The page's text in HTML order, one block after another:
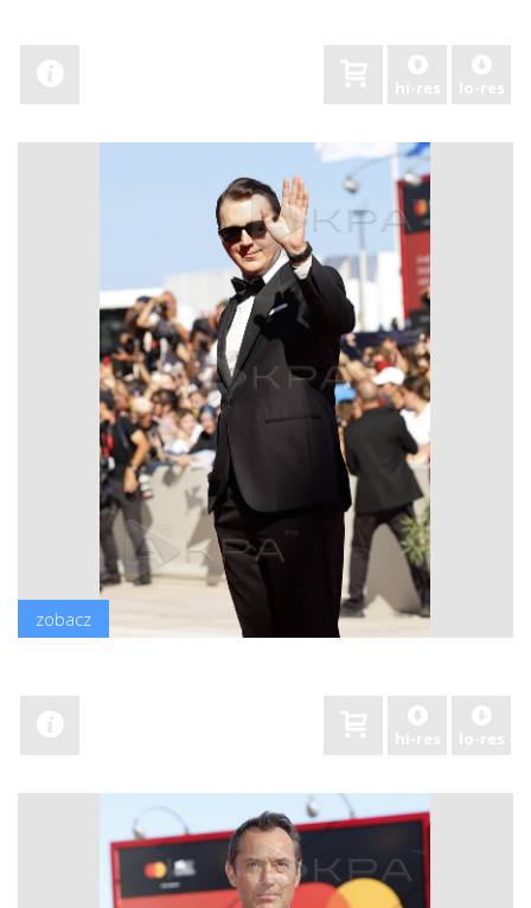
hi-res lo-res
zobacz
hi-res lo-res